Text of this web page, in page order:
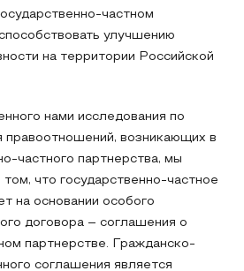
частном
улучшению
на территории Российской
нами исследования по
правоотношений, возникающих в
частного партнерства, мы
что государственно-частное
на основании особого
договора – соглашения о
партнерстве. Гражданско-
соглашения является